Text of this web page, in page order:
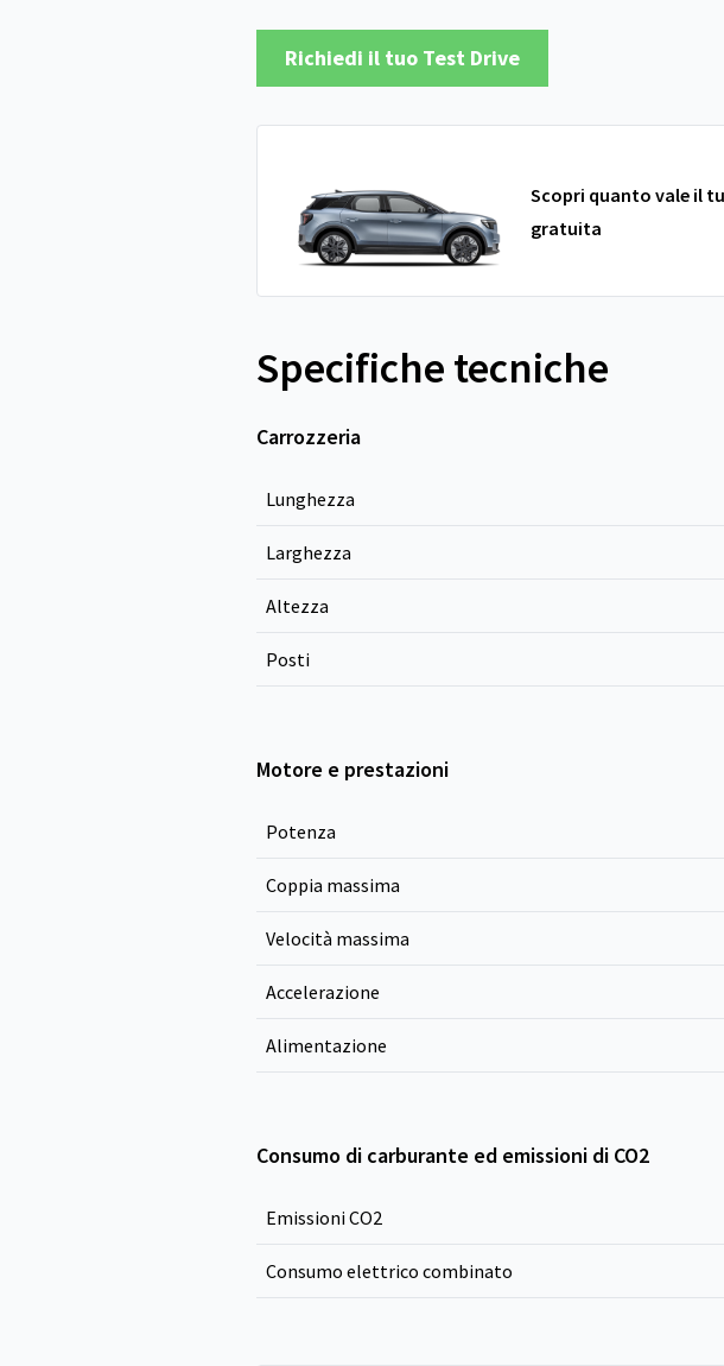
Richiedi il tuo Test Drive
Scopri quanto vale il
gratuita
Specifiche tecniche
Carrozzeria
Lunghezza
Larghezza
Altezza
Posti
Motore e prestazioni
Potenza
Coppia massima
Velocità massima
Accelerazione
Alimentazione
Consumo di carburante ed emissioni di CO2
Emissioni CO2
Consumo elettrico combinato